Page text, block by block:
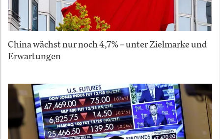
China wächst nur noch 4,7% – unter Zielmarke und
Erwartungen